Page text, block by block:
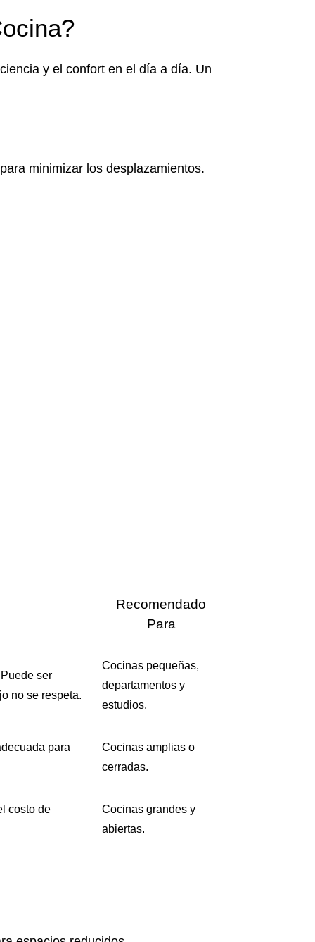
y el confort en el día a día. Un
minimizar los desplazamientos.
Recomendado
Para
ser
no se respeta.
Cocinas pequeñas,
departamentos y
estudios.
para
Cocinas amplias o
cerradas.
costo de
Cocinas grandes y
abiertas.